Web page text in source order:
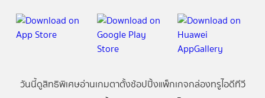
วันนี้ดูสิทธิพิเศษอ่านเกมตาตั้งช้อปปิ้งแพ็กเกจกล่องทรูไอดีทีวี